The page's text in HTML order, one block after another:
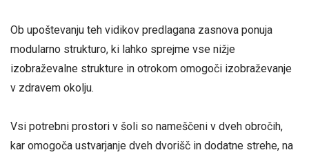
Ob upoštevanju teh vidikov predlagana zasnova ponuja
modularno strukturo, ki lahko sprejme vse nižje
izobraževalne strukture in otrokom omogoči izobraževanje
v zdravem okolju.
Vsi potrebni prostori v šoli so nameščeni v dveh obročih,
kar omogoča ustvarjanje dveh dvorišč in dodatne strehe, na